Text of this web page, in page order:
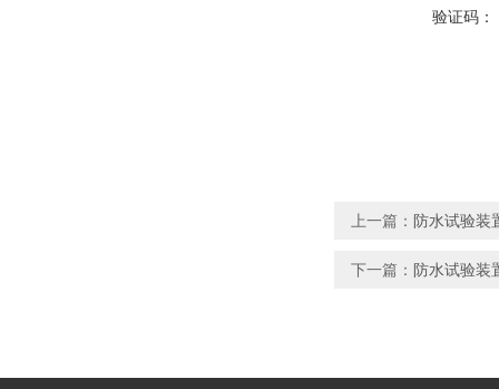
验证码：
上一篇： 防水试验装
下一篇： 防水试验装